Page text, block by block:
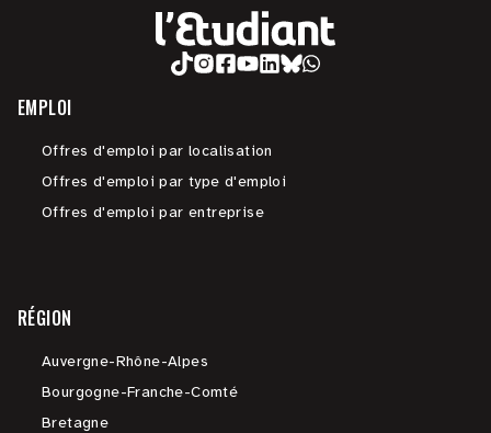
EMPLOI
Offres d'emploi par localisation
Offres d'emploi par type d'emploi
Offres d'emploi par entreprise
RÉGION
Auvergne-Rhône-Alpes
Bourgogne-Franche-Comté
Bretagne